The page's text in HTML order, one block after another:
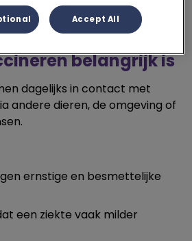
belangrijk is
dagelijks in contact met
andere dieren, de omgeving of
ernstige en besmettelijke
een ziekte vaak milder
Accept All